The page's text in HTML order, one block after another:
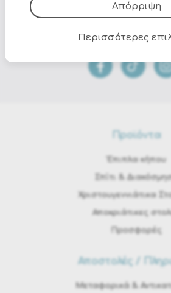
Προϊόντα
Έπιπλα κήπου
Σπίτι &
Χριστουγεννιάτικα
Αποκριάτικες
Προσφορές
Αποστολές /
Μεταφορικά &
Απόρριψη
Περισσότερες